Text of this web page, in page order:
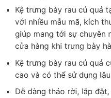
Kệ trưng bày rau củ quả
với nhiều mẫu mã, kích
giúp mang tới sự chuyên
cửa hàng khi trưng bày
Kệ trưng bày rau củ quả
cao và có thể sử dụng
Dễ dàng tháo rời, lắp